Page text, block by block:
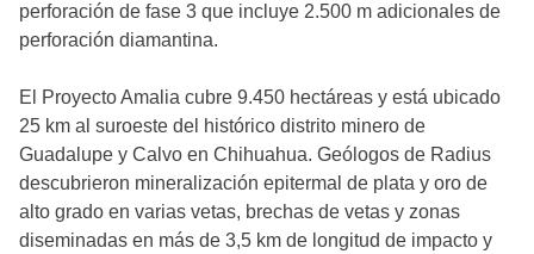
perforación de fase 3 que incluye 2.500 m adicionales de
perforación diamantina.
El Proyecto Amalia cubre 9.450 hectáreas y está ubicado
25 km al suroeste del histórico distrito minero de
Guadalupe y Calvo en Chihuahua. Geólogos de Radius
descubrieron mineralización epitermal de plata y oro de
alto grado en varias vetas, brechas de vetas y zonas
diseminadas en más de 3,5 km de longitud de impacto y